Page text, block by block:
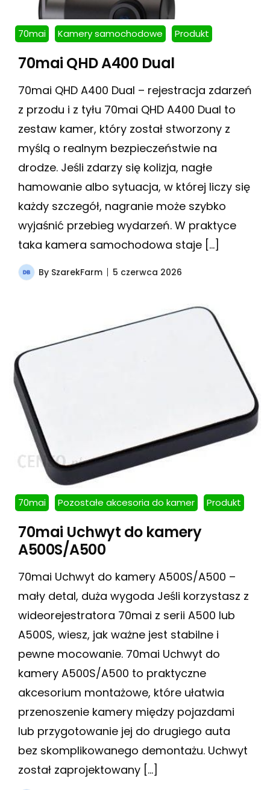
70mai Kamery samochodowe Produkt
70mai QHD A400 Dual
70mai QHD A400 Dual – rejestracja zdarzeń
z przodu i z tyłu 70mai QHD A400 Dual to
zestaw kamer, który został stworzony z
myślą o realnym bezpieczeństwie na
drodze. Jeśli zdarzy się kolizja, nagłe
hamowanie albo sytuacja, w której liczy się
każdy szczegół, nagranie może szybko
wyjaśnić przebieg wydarzeń. W praktyce
taka kamera samochodowa staje […]
By SzarekFarm 5 czerwca 2026
70mai Pozostałe akcesoria do kamer Produkt
70mai Uchwyt do kamery
A500S/A500
70mai Uchwyt do kamery A500S/A500 –
mały detal, duża wygoda Jeśli korzystasz z
wideorejestratora 70mai z serii A500 lub
A500S, wiesz, jak ważne jest stabilne i
pewne mocowanie. 70mai Uchwyt do
kamery A500S/A500 to praktyczne
akcesorium montażowe, które ułatwia
przenoszenie kamery między pojazdami
lub przygotowanie jej do drugiego auta
bez skomplikowanego demontażu. Uchwyt
został zaprojektowany […]